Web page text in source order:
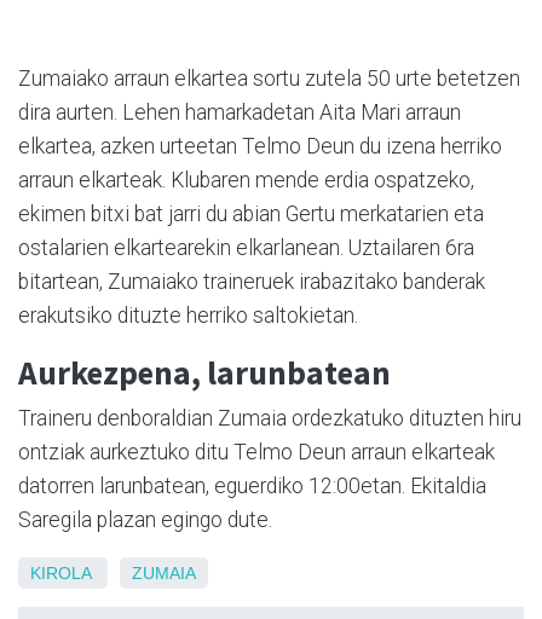
Zumaiako arraun elkartea sortu zutela 50 urte betetzen
dira aurten. Lehen hamarkadetan Aita Mari arraun
elkartea, azken urteetan Telmo Deun du izena herriko
arraun elkarteak. Klubaren mende erdia ospatzeko,
ekimen bitxi bat jarri du abian Gertu merkatarien eta
ostalarien elkartearekin elkarlanean. Uztailaren 6ra
bitartean, Zumaiako traineruek irabazitako banderak
erakutsiko dituzte herriko saltokietan.
Aurkezpena, larunbatean
Traineru denboraldian Zumaia ordezkatuko dituzten hiru
ontziak aurkeztuko ditu Telmo Deun arraun elkarteak
datorren larunbatean, eguerdiko 12:00etan. Ekitaldia
Saregila plazan egingo dute.
KIROLA ZUMAIA